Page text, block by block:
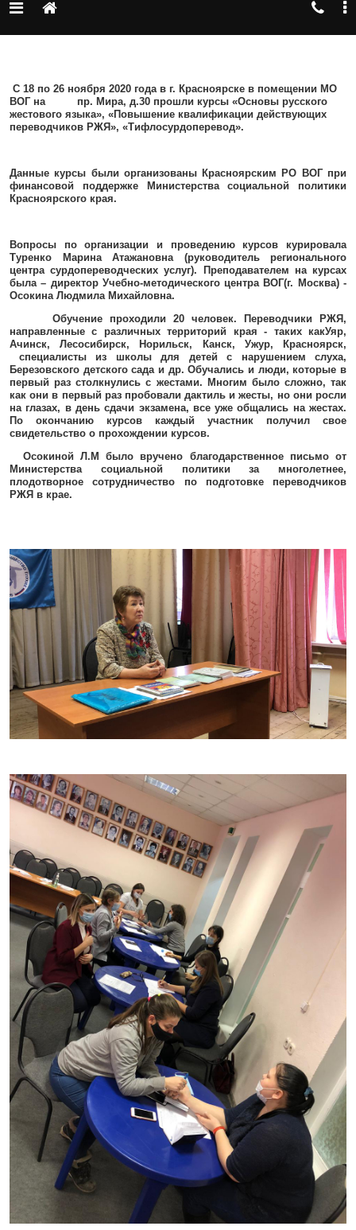
С 18 по 26 ноября 2020 года в г. Красноярске в помещении МО
ВОГ на пр. Мира, д.30 прошли курсы «Основы русского
жестового языка», «Повышение квалификации действующих
переводчиков РЖЯ», «Тифлосурдоперевод».
Данные курсы были организованы Красноярским РО ВОГ при
финансовой поддержке Министерства социальной политики
Красноярского края.
Вопросы по организации и проведению курсов курировала
Туренко Марина Атажановна (руководитель регионального
центра сурдопереводческих услуг). Преподавателем на курсах
была – директор Учебно-методического центра ВОГ(г. Москва) -
Осокина Людмила Михайловна.
Обучение проходили 20 человек. Переводчики РЖЯ,
направленные с различных территорий края - таких какУяр,
Ачинск, Лесосибирск, Норильск, Канск, Ужур, Красноярск,
специалисты из школы для детей с нарушением слуха,
Березовского детского сада и др. Обучались и люди, которые в
первый раз столкнулись с жестами. Многим было сложно, так
как они в первый раз пробовали дактиль и жесты, но они росли
на глазах, в день сдачи экзамена, все уже общались на жестах.
По окончанию курсов каждый участник получил свое
свидетельство о прохождении курсов.
Осокиной Л.М было вручено благодарственное письмо от
Министерства социальной политики за многолетнее,
плодотворное сотрудничество по подготовке переводчиков
РЖЯ в крае.